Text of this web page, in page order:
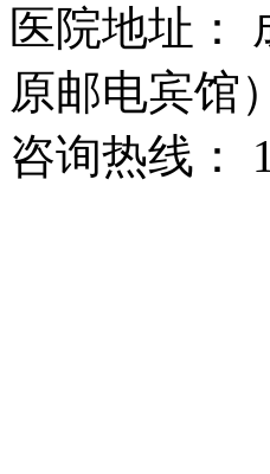
医院地址：
原邮电宾馆）
咨询热线：